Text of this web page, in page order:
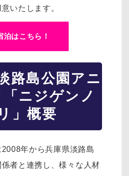
いたします。
泊はこちら！
路島公園アニ
ニジゲンノ
」概要
年から兵庫県淡路島
者と連携し、様々な人材